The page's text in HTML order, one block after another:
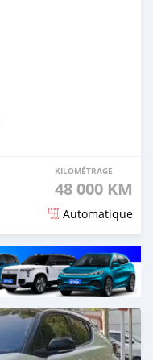
KILOMÉTRAGE
48 000 KM
Automatique